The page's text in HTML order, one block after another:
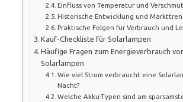
Einfluss von Temperatur und
Historische Entwicklung und
Praktische Folgen für Verbrauch und
Kauf-Checkliste für Solarlampen
Häufige Fragen zum Energieverbrauch
Solarlampen
Wie viel Strom verbraucht eine
Nacht?
Welche Akku-Typen sind am